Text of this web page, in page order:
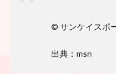
© サンケイスポ
出典：msn